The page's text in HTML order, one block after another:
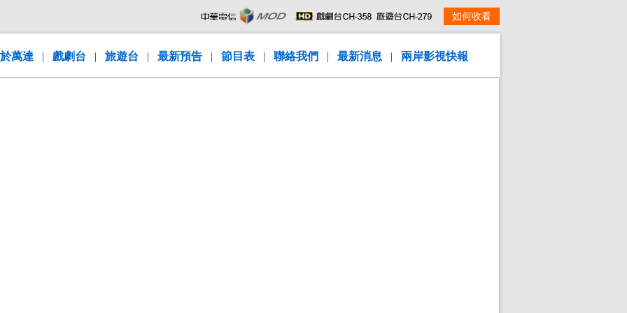
如何收看
萬達 | 戲劇台 | 旅遊台 | 最新預告 | 節目表 | 聯絡我們 | 最新消息 | 兩岸影視快報